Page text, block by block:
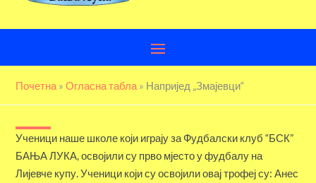
Почетна »Огласна табла » Напријед „Змајевци“
Ученици наше школе који играју за Фудбалски клуб “БСК”
БАЊА ЛУКА, освојили су прво мјесто у фудбалу на
Лијевче купу. Ученици који су освојили овај трофеј су: Анес